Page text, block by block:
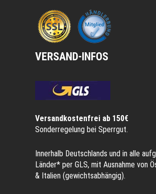
VERSAND-INFOS
Versandkostenfrei ab 150€
Sonderregelung bei Sperrgut.
Innerhalb Deutschlands und in alle
Länder* per GLS, mit Ausnahme von
& Italien (gewichtsabhängig).